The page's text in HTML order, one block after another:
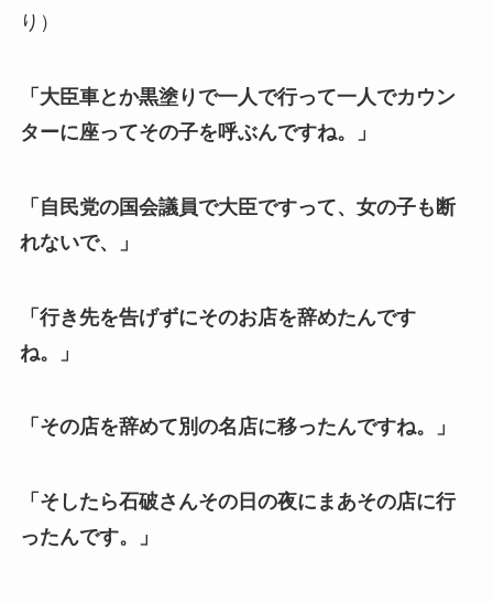
り）
「大臣車とか黒塗りで一人で行って一人でカウン
ターに座ってその子を呼ぶんですね。」
「自民党の国会議員で大臣ですって、女の子も断
れないで、」
「行き先を告げずにそのお店を辞めたんです
ね。」
「その店を辞めて別の名店に移ったんですね。」
「そしたら石破さんその日の夜にまあその店に行
ったんです。」